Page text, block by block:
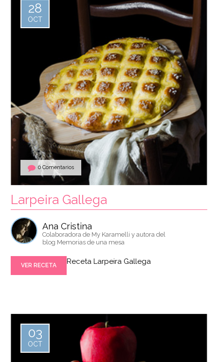
0 Comentarios
28
OCT
Larpeira Gallega
Ana Cristina
Colaboradora de My Karamelli y autora del
blog Memorias de una mesa
Receta Larpeira Gallega
VER RECETA
03
OCT